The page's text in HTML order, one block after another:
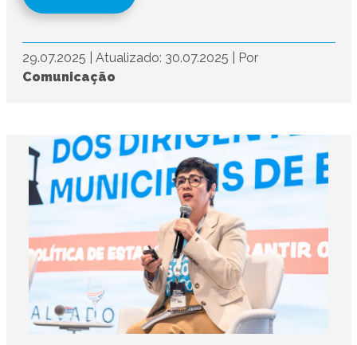
29.07.2025 Atualizado: 30.07.2025
Por
Comunicação